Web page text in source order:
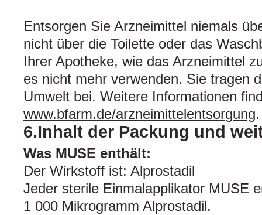
Entsorgen Sie Arzneimittel niemals
nicht über die Toilette oder das
Ihrer Apotheke, wie das Arzneimittel
es nicht mehr verwenden. Sie tragen
Umwelt bei. Weitere Informationen
www.bfarm.de/arzneimittelentsorgung.
6.Inhalt der Packung und
Was MUSE enthält:
Der Wirkstoff ist: Alprostadil
Jeder sterile Einmalapplikator MUSE
1 000 Mikrogramm Alprostadil.